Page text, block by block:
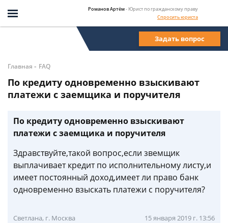
Романов Артём- Юрист по гражданскому праву
Спросить юриста
Задать вопрос
Главная - FAQ
По кредиту одновременно взыскивают
платежи с заемщика и поручителя
По кредиту одновременно взыскивают
платежи с заемщика и поручителя
Здравствуйте,такой вопрос,если звемщик
выплачивает кредит по исполнительному листу,и
имеет постоянный доход,имеет ли право банк
одновременно взыскать платежи с поручителя?
Светлана, г. Москва 15 января 2019 г. 13:56